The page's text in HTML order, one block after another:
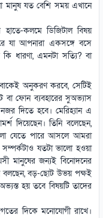
মানুষ যত বেশি সময় এখানে
কলমে ডিজিটাল বিষয়
যা আপনারা একসঙ্গে বসে
ধারণা, এমনটা সত্যি? বা
অনুকরণ করবে, সেটিই
বা ফোন ব্যবহারের সুঅভ্যাস
দিতে হবে। মেরিহ্যান এ
দিয়েছেন। তিনি বলেছেন,
যেতে পারে আসলে আমরা
যতটা ভালো হওয়া
মানুষের জন্যই বিনোদনের
বলছেন, বড়-ছোট উভয় পক্ষই
হয় তবে বিষয়টি তাদের
দিকে মনোযোগী রাখে।